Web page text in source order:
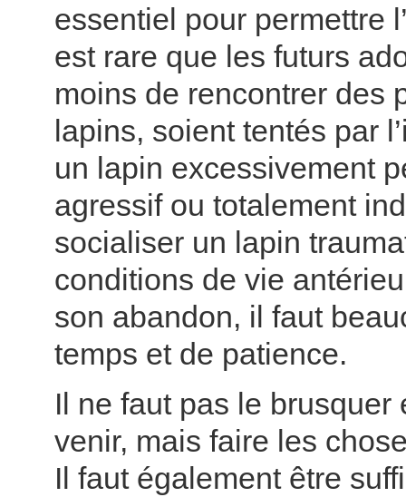
essentiel pour permettre
est rare que les futurs
moins de rencontrer des
lapins, soient tentés par
un lapin excessivement
agressif ou totalement
socialiser un lapin
conditions de vie
son abandon, il faut
temps et de patience.
Il ne faut pas le brusquer
venir, mais faire les
Il faut également être